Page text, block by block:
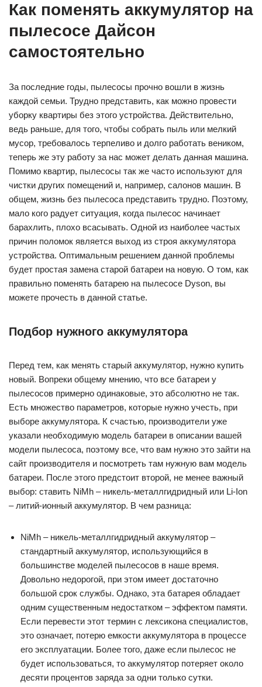
Как поменять аккумулятор на
пылесосе Дайсон
самостоятельно
За последние годы, пылесосы прочно вошли в жизнь
каждой семьи. Трудно представить, как можно провести
уборку квартиры без этого устройства. Действительно,
ведь раньше, для того, чтобы собрать пыль или мелкий
мусор, требовалось терпеливо и долго работать веником,
теперь же эту работу за нас может делать данная машина.
Помимо квартир, пылесосы так же часто используют для
чистки других помещений и, например, салонов машин. В
общем, жизнь без пылесоса представить трудно. Поэтому,
мало кого радует ситуация, когда пылесос начинает
барахлить, плохо всасывать. Одной из наиболее частых
причин поломок является выход из строя аккумулятора
устройства. Оптимальным решением данной проблемы
будет простая замена старой батареи на новую. О том, как
правильно поменять батарею на пылесосе Dyson, вы
можете прочесть в данной статье.
Подбор нужного аккумулятора
Перед тем, как менять старый аккумулятор, нужно купить
новый. Вопреки общему мнению, что все батареи у
пылесосов примерно одинаковые, это абсолютно не так.
Есть множество параметров, которые нужно учесть, при
выборе аккумулятора. К счастью, производители уже
указали необходимую модель батареи в описании вашей
модели пылесоса, поэтому все, что вам нужно это зайти на
сайт производителя и посмотреть там нужную вам модель
батареи. После этого предстоит второй, не менее важный
выбор: ставить NiMh – никель-металлгидридный или Li-Ion
– литий-ионный аккумулятор. В чем разница:
NiMh – никель-металлгидридный аккумулятор –
стандартный аккумулятор, использующийся в
большинстве моделей пылесосов в наше время.
Довольно недорогой, при этом имеет достаточно
большой срок службы. Однако, эта батарея обладает
одним существенным недостатком – эффектом памяти.
Если перевести этот термин с лексикона специалистов,
это означает, потерю емкости аккумулятора в процессе
его эксплуатации. Более того, даже если пылесос не
будет использоваться, то аккумулятор потеряет около
десяти процентов заряда за одни только сутки.